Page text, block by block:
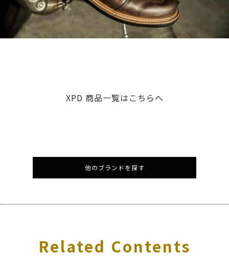
XPD 商品一覧はこちらへ
他のブランドを探す
Related Contents